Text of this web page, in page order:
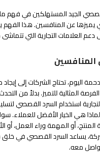
الجيد المستهلكين في فهم ما
يميزها عن المنافسين. هذا الفهم
دعم العلامات التجارية التي
اليوم، تحتاج الشركات إلى إيجاد
المثالية للتميز. بدلاً من
استخدام السرد القصصي
هي الخيار الأفضل للعملاء.
المنتج، أو المهمة وراء العمل، أو
يساعد السرد القصصي في
معه.